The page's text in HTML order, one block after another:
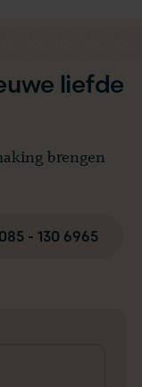
liefde
brengen
085 - 130 6965